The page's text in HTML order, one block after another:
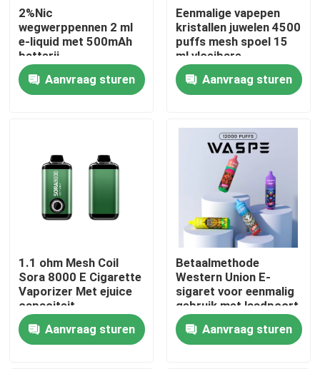
Huis
Producten
Video's
Fabrieksreis
Contacteer ons
Nieuws
2%Nic
wegwerppennen 2 ml
e-liquid met 500mAh
batterij
Aanvraag sturen
Eenmalige vapepen
kristallen juwelen 4500
puffs mesh spoel 15
ml vloeibare
oplaadbare ecig
Aanvraag sturen
1.1 ohm Mesh Coil
Sora 8000 E Cigarette
Vaporizer Met ejuice
capaciteit
Aanvraag sturen
Betaalmethode
Western Union E-
sigaret voor eenmalig
gebruik met laadpoort
type C
Aanvraag sturen